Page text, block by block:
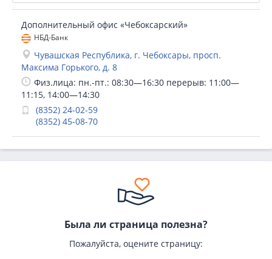
Дополнительный офис «Чебоксарский»
НБД-Банк
Чувашская Республика, г. Чебоксары, просп.
Максима Горького, д. 8
Физ.лица: пн.-пт.: 08:30—16:30 перерыв: 11:00—
11:15, 14:00—14:30
(8352) 24-02-59
(8352) 45-08-70
Была ли страница полезна?
Пожалуйста, оцените страницу: